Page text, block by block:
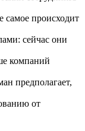
самое происходит
сейчас они
компаний
предполагает,
от